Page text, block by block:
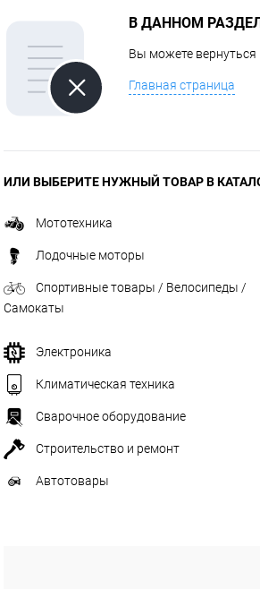
Силовая техника
необходимости
В ДАННОМ
Вы можете вернуться
Главная страница
ИЛИ ВЫБЕРИТЕ НУЖНЫЙ ТОВАР В
Мототехника
Лодочные моторы
Спортивные товары / Велосипеды /
Самокаты
Электроника
Климатическая техника
Сварочное оборудование
Строительство и ремонт
Автотовары